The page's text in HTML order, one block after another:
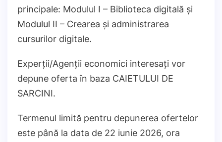
principale: Modulul I – Biblioteca digitală și
Modulul II – Crearea și administrarea
cursurilor digitale.
Experții/Agenții economici interesați vor
depune oferta în baza CAIETULUI DE
SARCINI.
Termenul limită pentru depunerea ofertelor
este până la data de 22 iunie 2026, ora